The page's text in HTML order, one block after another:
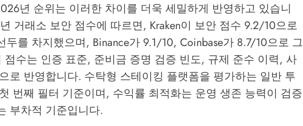
년 순위는 이러한 차이를 더욱 세밀하게 반영하고 있습니
거래소 보안 점수에 따르면, Kraken이 보안 점수 9.2/10으로
두를 차지했으며, Binance가 9.1/10, Coinbase가 8.7/10으로 그
점수는 인증 표준, 준비금 증명 검증 빈도, 규제 준수 이력, 사
로 반영합니다. 수탁형 스테이킹 플랫폼을 평가하는 일반 투
번째 필터 기준이며, 수익률 최적화는 운영 생존 능력이 검증
부차적 기준입니다.